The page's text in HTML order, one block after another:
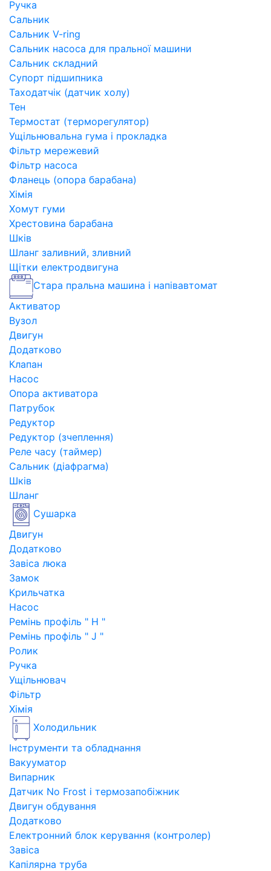
Ручка
Сальник
Сальник V-ring
Сальник насоса для пральної машини
Сальник складний
Супорт підшипника
Таходатчік (датчик холу)
Тен
Термостат (терморегулятор)
Ущільнювальна гума і прокладка
Фільтр мережевий
Фільтр насоса
Фланець (опора барабана)
Хімія
Хомут гуми
Хрестовина барабана
Шків
Шланг заливний, зливний
Щітки електродвигуна
Стара пральна машина і напівавтомат
Активатор
Вузол
Двигун
Додатково
Клапан
Насос
Опора активатора
Патрубок
Редуктор
Редуктор (зчеплення)
Реле часу (таймер)
Сальник (діафрагма)
Шків
Шланг
Сушарка
Двигун
Додатково
Завіса люка
Замок
Крильчатка
Насос
Ремінь профіль " H "
Ремінь профіль " J "
Ролик
Ручка
Ущільнювач
Фільтр
Хімія
Холодильник
Інструменти та обладнання
Вакууматор
Випарник
Датчик No Frost і термозапобіжник
Двигун обдування
Додатково
Електронний блок керування (контролер)
Завіса
Капілярна труба